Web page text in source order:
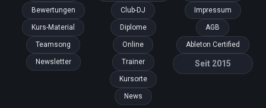
Bewertungen
Kurs-Material
Teamsong
Newsletter
Club-DJ
Diplome
Online
Trainer
Kursorte
News
Impressum
AGB
Ableton Certified
Seit 2015